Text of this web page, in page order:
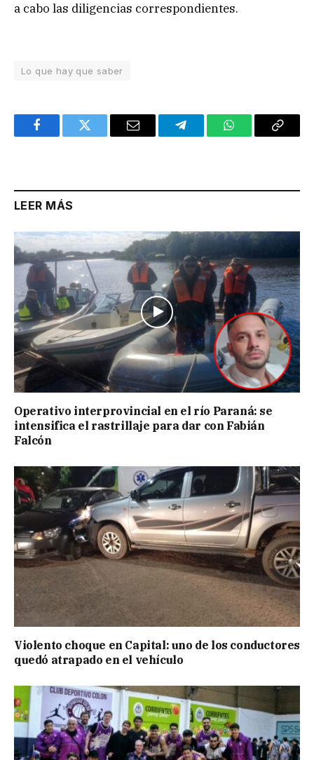
a cabo las diligencias correspondientes.
Lo que hay que saber
FacebookTwitter Email TelegramWhatsAppCopy
LEER MÁS
Operativo interprovincial en el río Paraná: se
intensifica el rastrillaje para dar con Fabián
Falcón
Violento choque en Capital: uno de los conductores
quedó atrapado en el vehículo